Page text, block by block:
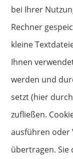
bei Ihrer
Rechner
kleine
Ihnen
werden und
setzt (hier
zufließen.
ausführen oder
übertragen. Sie